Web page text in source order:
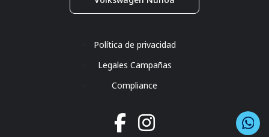
Política de privacidad
Legales Campañas
Compliance